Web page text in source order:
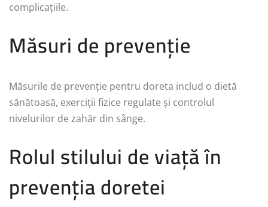
complicațiile.
Măsuri de prevenție
Măsurile de prevenție pentru doreta includ o dietă
sănătoasă, exerciții fizice regulate și controlul
nivelurilor de zahăr din sânge.
Rolul stilului de viață în
prevenția doretei